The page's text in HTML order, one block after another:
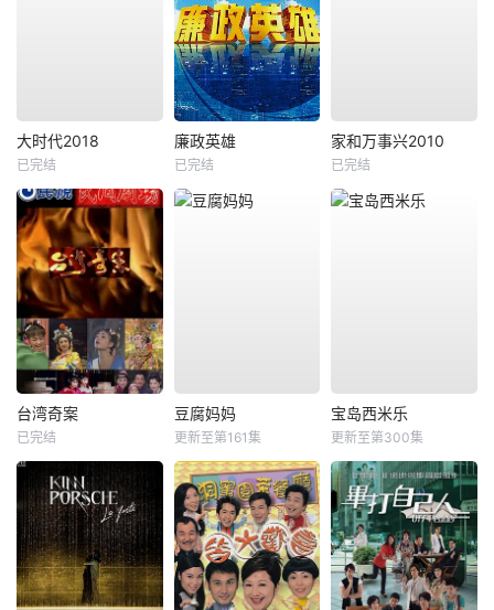
大时代2018
已完结
廉政英雄
已完结
家和万事兴2010
已完结
台湾奇案
已完结
豆腐妈妈
更新至第161集
宝岛西米乐
更新至第300集